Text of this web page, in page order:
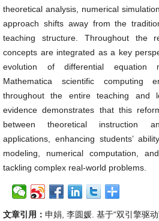
theoretical analysis, numerical
approach shifts away from the
teaching structure. Throughout the
concepts are integrated as a key
evolution of differential equation
Mathematica scientific computing
throughout the entire teaching and
evidence demonstrates that this
between theoretical instruction
applications, enhancing students’
modeling, numerical computation,
tackling complex real-world problems.
文章引用： 申娟, 李圆媛. 基于“双引擎驱